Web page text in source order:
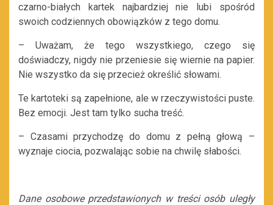
czarno-białych kartek najbardziej nie lubi spośród
swoich codziennych obowiązków z tego domu.
– Uważam, że tego wszystkiego, czego się
doświadczy, nigdy nie przeniesie się wiernie na papier.
Nie wszystko da się przecież określić słowami.
Te kartoteki są zapełnione, ale w rzeczywistości puste.
Bez emocji. Jest tam tylko sucha treść.
– Czasami przychodzę do domu z pełną głową –
wyznaje ciocia, pozwalając sobie na chwilę słabości.
Dane osobowe przedstawionych w treści osób uległy